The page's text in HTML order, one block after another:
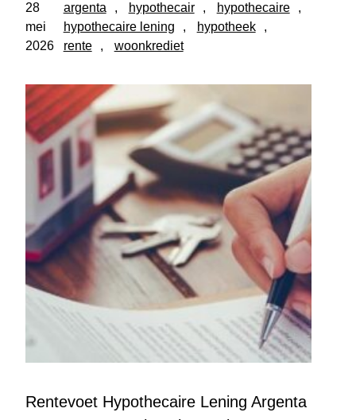
28
mei
2026
argenta , hypothecair , hypothecaire
hypothecaire lening
, hypotheek
rente
, woonkrediet
Rentevoet Hypothecaire Lening Argenta